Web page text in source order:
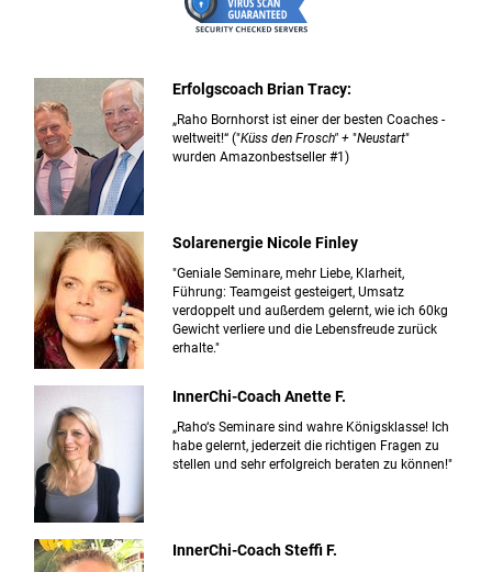
Erfolgscoach Brian Tracy:
„Raho Bornhorst ist einer der besten Coaches -
weltweit!“ ("Küss den Frosch" + "Neustart"
wurden Amazonbestseller #1)
Solarenergie Nicole Finley
"Geniale Seminare, mehr Liebe, Klarheit,
Führung: Teamgeist gesteigert, Umsatz
verdoppelt und außerdem gelernt, wie ich 60kg
Gewicht verliere und die Lebensfreude zurück
erhalte."
InnerChi-Coach Anette F.
„Raho‘s Seminare sind wahre Königsklasse! Ich
habe gelernt, jederzeit die richtigen Fragen zu
stellen und sehr erfolgreich beraten zu können!"
InnerChi-Coach Steffi F.